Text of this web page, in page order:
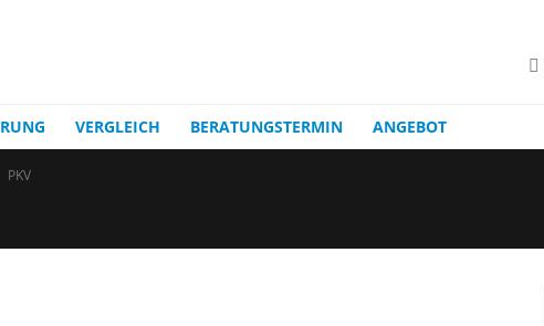
VERGLEICH BERATUNGSTERMIN ANGEBOT
PKV